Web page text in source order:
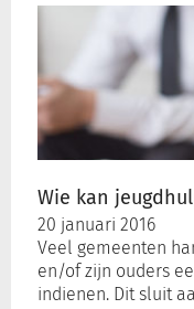
Wie kan
20 januari 2016
Veel gemeenten
en/of zijn ouders
indienen. Dit sluit
aanvragen?